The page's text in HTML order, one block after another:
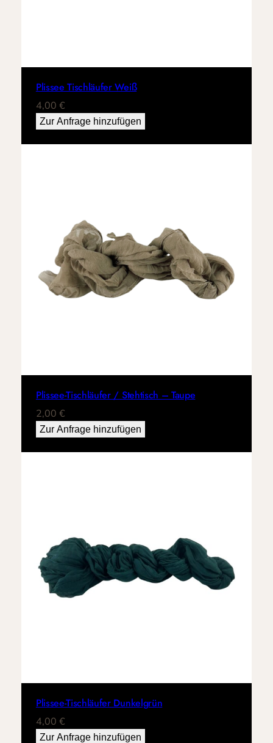
Plissee Tischläufer Weiß
4,00 €
Zur Anfrage hinzufügen
Plissee-Tischläufer / Stehtisch – Taupe
2,00 €
Zur Anfrage hinzufügen
Plissee-Tischläufer Dunkelgrün
4,00 €
Zur Anfrage hinzufügen